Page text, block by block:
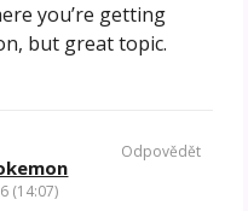
you’re getting
but great topic.
(14:07)
Odpovědět